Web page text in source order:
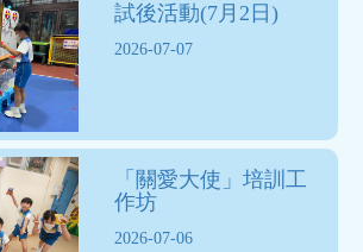
試後活動(7月2日)
2026-07-07
「關愛大使」培訓工
作坊
2026-07-06